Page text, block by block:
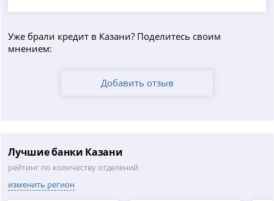
Уже брали кредит в Казани? Поделитесь своим
мнением:
Добавить отзыв
Лучшие банки Казани
рейтинг по количеству отделений
изменить регион